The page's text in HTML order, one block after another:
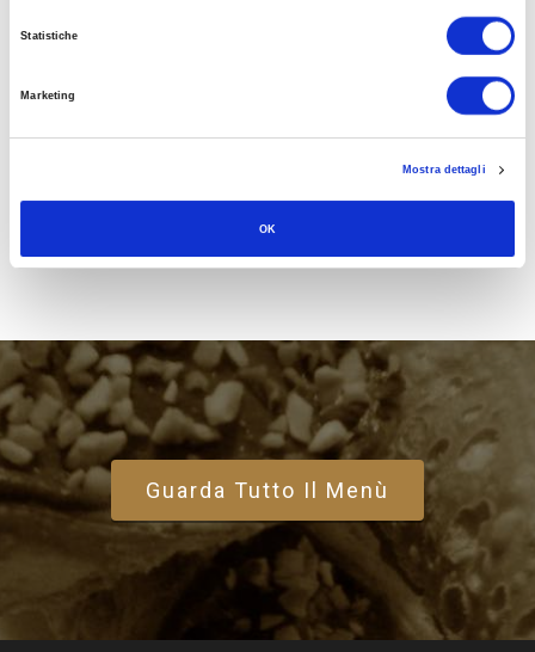
Statistiche
Marketing
Mostra dettagli
OK
Guarda Tutto Il Menù